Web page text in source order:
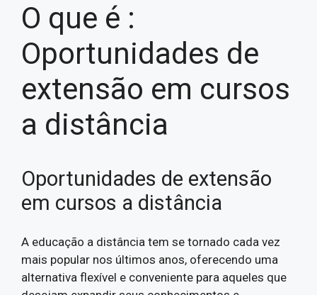
O que é :
Oportunidades de
extensão em cursos
a distância
Oportunidades de extensão
em cursos a distância
A educação a distância tem se tornado cada vez
mais popular nos últimos anos, oferecendo uma
alternativa flexível e conveniente para aqueles que